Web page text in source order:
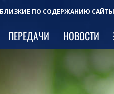
БЛИЗКИЕ ПО СОДЕРЖАНИЮ САЙТЫ
ПЕРЕДАЧИ НОВОСТИ